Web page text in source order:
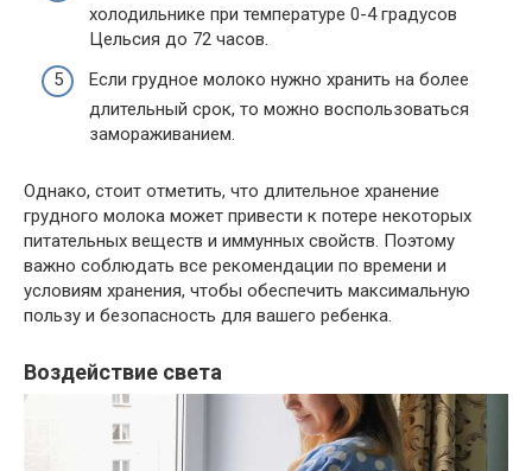
холодильнике при температуре 0-4 градусов
Цельсия до 72 часов.
Если грудное молоко нужно хранить на более
длительный срок, то можно воспользоваться
замораживанием.
Однако, стоит отметить, что длительное хранение
грудного молока может привести к потере некоторых
питательных веществ и иммунных свойств. Поэтому
важно соблюдать все рекомендации по времени и
условиям хранения, чтобы обеспечить максимальную
пользу и безопасность для вашего ребенка.
Воздействие света